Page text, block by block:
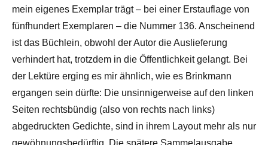
mein eigenes Exemplar trägt – bei einer Erstauflage von
fünfhundert Exemplaren – die Nummer 136. Anscheinend
ist das Büchlein, obwohl der Autor die Auslieferung
verhindert hat, trotzdem in die Öffentlichkeit gelangt. Bei
der Lektüre erging es mir ähnlich, wie es Brinkmann
ergangen sein dürfte: Die unsinnigerweise auf den linken
Seiten rechtsbündig (also von rechts nach links)
abgedruckten Gedichte, sind in ihrem Layout mehr als nur